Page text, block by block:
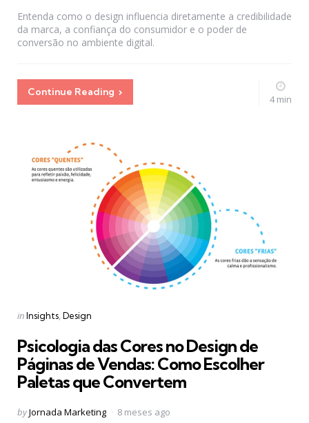
Entenda como o design influencia diretamente a credibilidade
da marca, a confiança do consumidor e o poder de
conversão no ambiente digital.
Continue Reading
4 min
Categories
Posted
inInsights Design
Psicologia das Cores no Design de
Páginas de Vendas: Como Escolher
Paletas que Convertem
Posted
byJornada Marketing 8 meses ago